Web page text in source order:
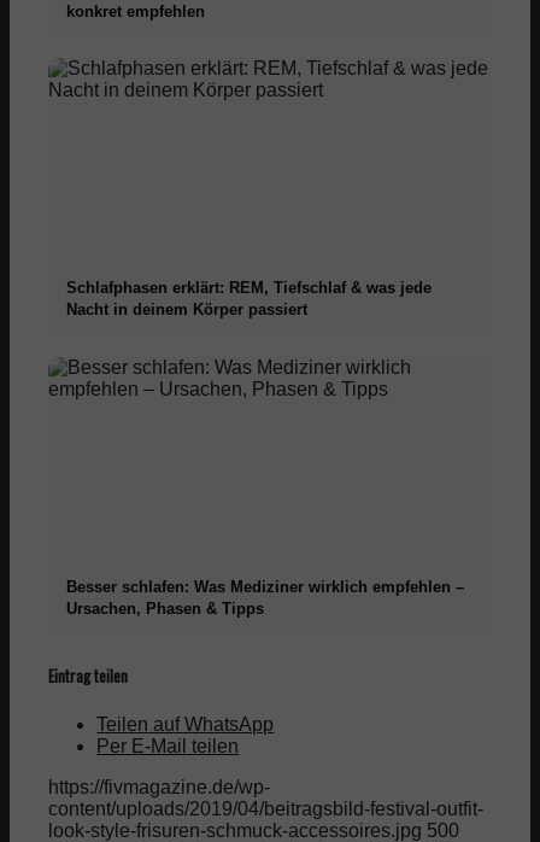
konkret empfehlen
Schlafphasen erklärt: REM, Tiefschlaf & was jede
Nacht in deinem Körper passiert
Besser schlafen: Was Mediziner wirklich empfehlen –
Ursachen, Phasen & Tipps
Eintrag teilen
Teilen auf WhatsApp
Per E-Mail teilen
https://fivmagazine.de/wp-
content/uploads/2019/04/beitragsbild-festival-outfit-
look-style-frisuren-schmuck-accessoires.jpg 500